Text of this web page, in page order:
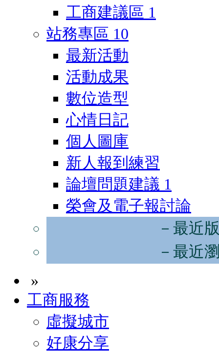
工商建議區 1
站務專區 10
最新活動
活動成果
數位造型
心情日記
個人圖庫
新人報到練習
論壇問題建議 1
榮會及電子報討論
－最近
－最近
»
工商服務
虛擬城市
好康分享